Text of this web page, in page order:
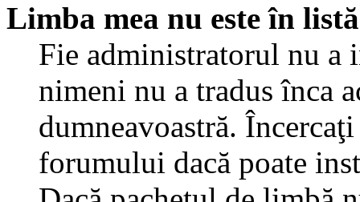
Limba mea nu este în
Fie administratorul nu a
nimeni nu a tradus înca
dumneavoastră.
forumului dacă poate